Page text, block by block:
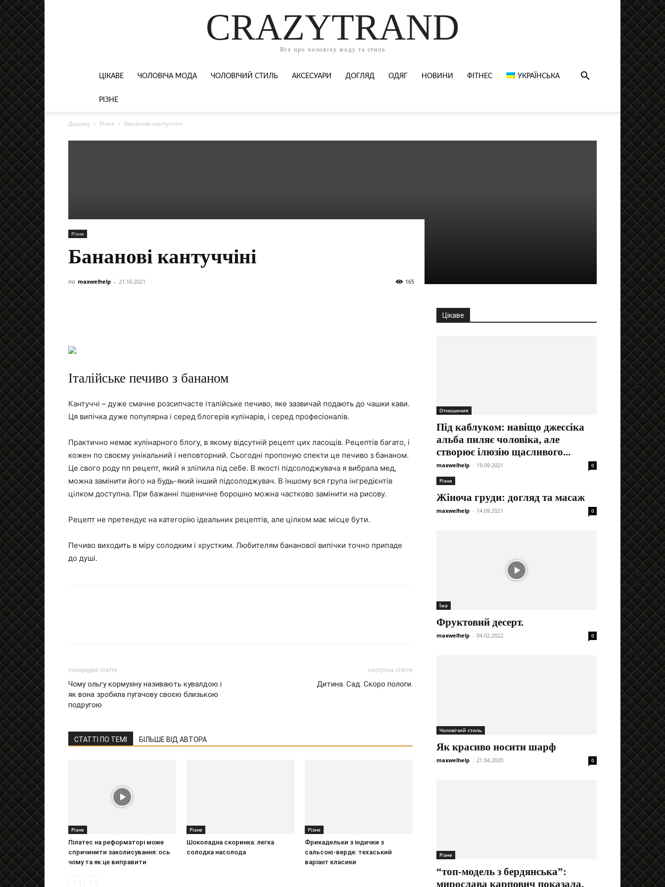
CRAZYTRAND
Все про чоловічу моду та стиль
ЦІКАВЕ ЧОЛОВІЧА МОДА ЧОЛОВІЧИЙ СТИЛЬ АКСЕСУАРИ ДОГЛЯД ОДЯГ НОВИНИ ФІТНЕС УКРАЇНСЬКА
РІЗНЕ
Додому Різне Бананові кантуччіні
Різне
Бананові кантуччіні
по maxwelhelp - 21.10.2021 165
Італійське печиво з бананом
Кантуччі – дуже смачне розсипчасте італійське печиво, яке зазвичай подають до чашки кави.
Ця випічка дуже популярна і серед блогерів кулінарів, і серед професіоналів.
Практично немає кулінарного блогу, в якому відсутній рецепт цих ласощів. Рецептів багато, і
кожен по своєму унікальний і неповторний. Сьогодні пропоную спекти це печиво з бананом.
Це свого роду пп рецепт, який я зліпила під себе. В якості підсолоджувача я вибрала мед,
можна замінити його на будь-який інший підсолоджувач. В іншому вся група інгредієнтів
цілком доступна. При бажанні пшеничне борошно можна частково замінити на рисову.
Рецепт не претендує на категорію ідеальних рецептів, але цілком має місце бути.
Печиво виходить в міру солодким і хрустким. Любителям бананової випічки точно припаде
до душі.
попередня стаття
Чому ольгу кормухіну називають кувалдою і
як вона зробила пугачову своєю близькою
подругою
наступна стаття
Дитина. Сад. Скоро пологи.
СТАТТІ ПО ТЕМІ БІЛЬШЕ ВІД АВТОРА
Різне
Пілатес на реформаторі може
спричинити заколисування: ось
чому та як це виправити
Різне
Шоколадна скоринка: легка
солодка насолода
Різне
Фрикадельки з індички з
сальсою-верде: техаський
варіант класики
Цікаве
Отношения
Під каблуком: навіщо джессіка
альба пиляє чоловіка, але
створює ілюзію щасливого...
maxwelhelp - 19.09.2021 0
Різне
Жіноча груди: догляд та масаж
maxwelhelp - 14.09.2021 0
Їжа
Фруктовий десерт.
maxwelhelp - 04.02.2022 0
Чоловічий стиль
Як красиво носити шарф
maxwelhelp - 21.04.2020 0
Різне
“топ-модель з бердянська”:
мирослава карпович показала,